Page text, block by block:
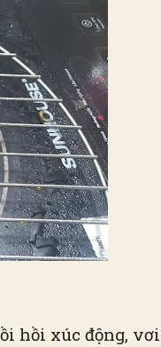
xúc động,